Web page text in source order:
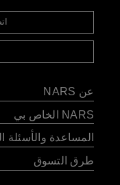
عن NARS
NARS الخاص بي
المساعدة والأسئلة
طرق التسوق